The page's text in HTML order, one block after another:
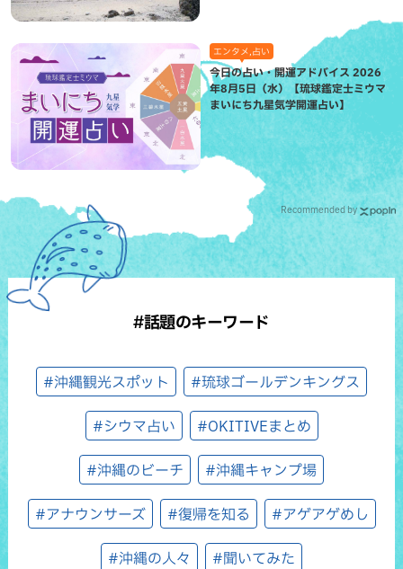
エンタメ,占い
今日の占い・開運アドバイス 2026
年8月5日（水）【琉球鑑定士ミウマ
まいにち九星気学開運占い】
Recommended by
#話題のキーワード
#沖縄観光スポット #琉球ゴールデンキングス
#シウマ占い #OKITIVEまとめ
#沖縄のビーチ #沖縄キャンプ場
#アナウンサーズ #復帰を知る #アゲアゲめし
#沖縄の人々 #聞いてみた